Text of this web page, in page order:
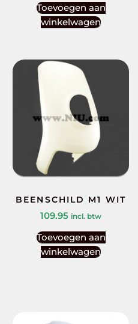
Toevoegen aan
winkelwagen
BEENSCHILD M1 WIT
109.95 incl. btw
Toevoegen aan
winkelwagen